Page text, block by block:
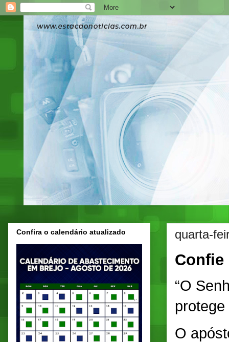
quarta-
Confie
“O
O
Confira o calendário atualizado